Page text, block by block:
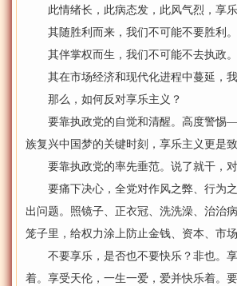
此情绪长，此病态发，此风气烈，享乐
其随胜利而来，我们不可能不要胜利。
其伴掌权而生，我们不可能不去执政。
其在市场经济和现代化进程中蔓延，我
那么，如何反对享乐主义？
要靠执政党的自觉和清醒。高度警惕
族复兴中国梦的关键时刻，享乐主义更是
要靠执政党的率先垂范。说了就干，对
要痛下决心，全党对作风之弊、行为之
出问题。照镜子、正衣冠、洗洗澡、治治
笼子里，给权力涂上防止金钱、资本、市场
不要享乐，是否也不要快乐？非也。享
着。享受天伦，一生一爱，爱并快乐着。